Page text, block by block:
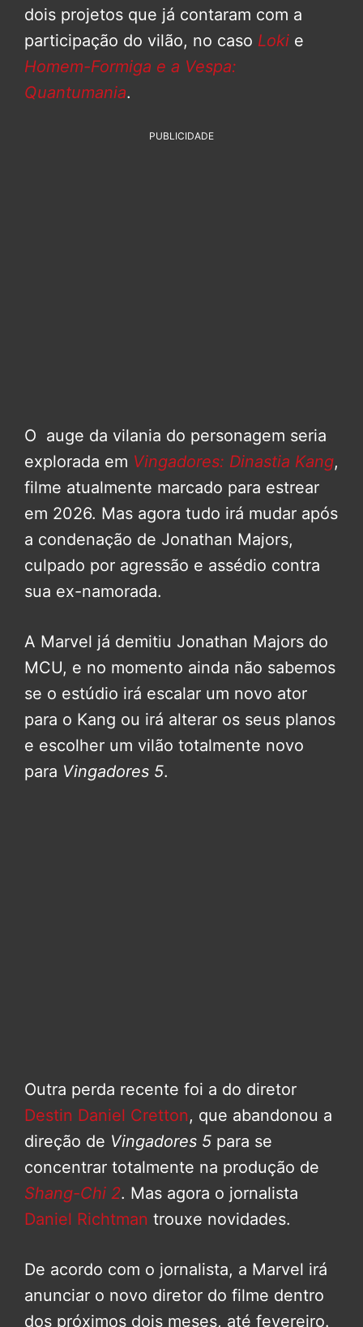
dois projetos que já contaram com a
participação do vilão, no caso Loki e
Homem-Formiga e a Vespa:
Quantumania.
PUBLICIDADE
O auge da vilania do personagem seria
explorada em Vingadores: Dinastia Kang,
filme atualmente marcado para estrear
em 2026. Mas agora tudo irá mudar após
a condenação de Jonathan Majors,
culpado por agressão e assédio contra
sua ex-namorada.
A Marvel já demitiu Jonathan Majors do
MCU, e no momento ainda não sabemos
se o estúdio irá escalar um novo ator
para o Kang ou irá alterar os seus planos
e escolher um vilão totalmente novo
para Vingadores 5.
Outra perda recente foi a do diretor
Destin Daniel Cretton, que abandonou a
direção de Vingadores 5 para se
concentrar totalmente na produção de
Shang-Chi 2. Mas agora o jornalista
Daniel Richtman trouxe novidades.
De acordo com o jornalista, a Marvel irá
anunciar o novo diretor do filme dentro
dos próximos dois meses, até fevereiro.